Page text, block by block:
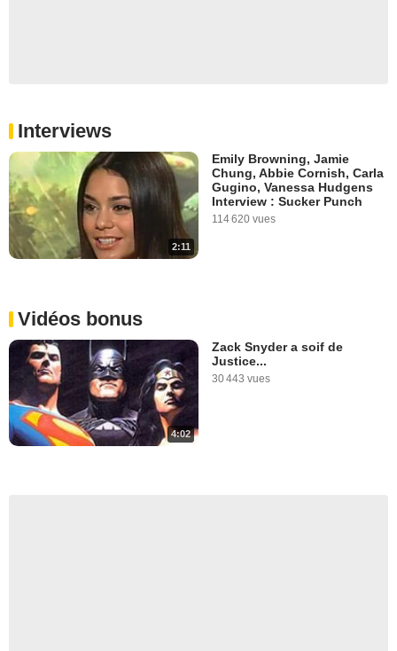
Interviews
2:11
Emily Browning, Jamie
Chung, Abbie Cornish, Carla
Gugino, Vanessa Hudgens
Interview : Sucker Punch
114 620 vues
Vidéos bonus
4:02
Zack Snyder a soif de
Justice...
30 443 vues